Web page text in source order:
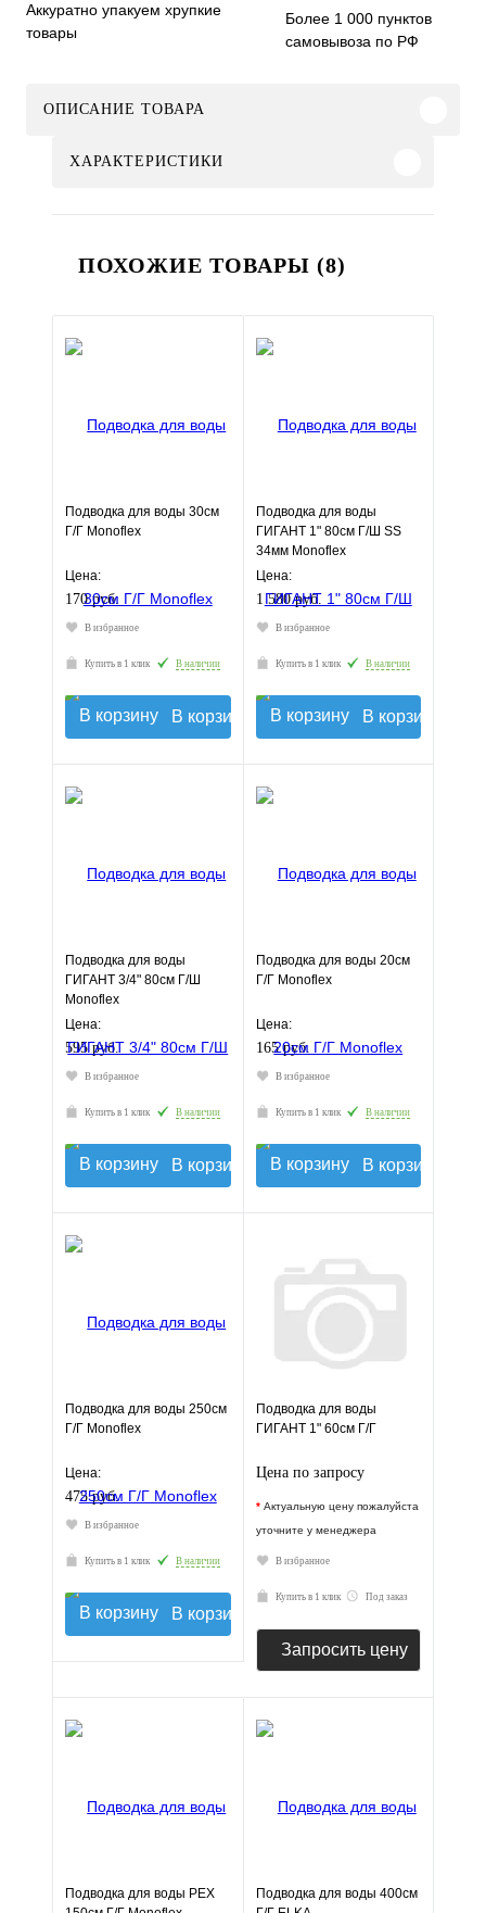
Аккуратно упакуем хрупкие
товары
Более 1 000 пунктов
самовывоза по РФ
ОПИСАНИЕ ТОВАРА
ХАРАКТЕРИСТИКИ
ПОХОЖИЕ ТОВАРЫ (8)
Подводка для воды 30см
Г/Г Monoflex
Цена:
170 руб.
В избранное
Купить в 1 клик В наличии
В корзину
Подводка для воды
ГИГАНТ 1" 80см Г/Ш SS
34мм Monoflex
Цена:
1 580 руб.
В избранное
Купить в 1 клик В наличии
В корзину
Подводка для воды
ГИГАНТ 3/4" 80см Г/Ш
Monoflex
Цена:
595 руб.
В избранное
Купить в 1 клик В наличии
В корзину
Подводка для воды 20см
Г/Г Monoflex
Цена:
165 руб.
В избранное
Купить в 1 клик В наличии
В корзину
Подводка для воды 250см
Г/Г Monoflex
Цена:
475 руб.
В избранное
Купить в 1 клик В наличии
В корзину
Подводка для воды
ГИГАНТ 1" 60см Г/Г
Цена по запросу
* Актуальную цену пожалуйста
уточните у менеджера
В избранное
Купить в 1 клик Под заказ
Запросить цену
Подводка для воды РЕХ
Подводка для воды 400см